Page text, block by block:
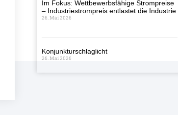
Im Fokus: Wettbewerbsfähige Strompreise
– Industriestrompreis entlastet die Industrie
26. Mai 2026
Konjunkturschlaglicht
26. Mai 2026